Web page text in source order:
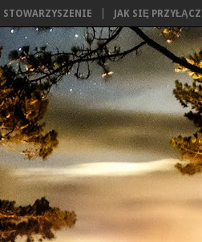
STOWARZYSZENIE JAK SIĘ